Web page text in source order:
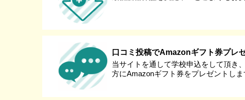
口コミ投稿でAmazonギフト券プレ
当サイトを通して学校申込をして頂き
方にAmazonギフト券をプレゼントしま